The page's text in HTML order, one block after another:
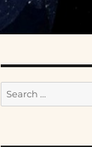
Search
for: